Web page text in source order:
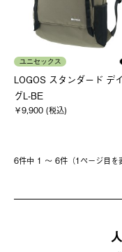
ユニセックス
LOGOS スタンダード デ
グL-BE
￥9,900 (税込)
6件中 1 〜 6件（1ページ⽬を